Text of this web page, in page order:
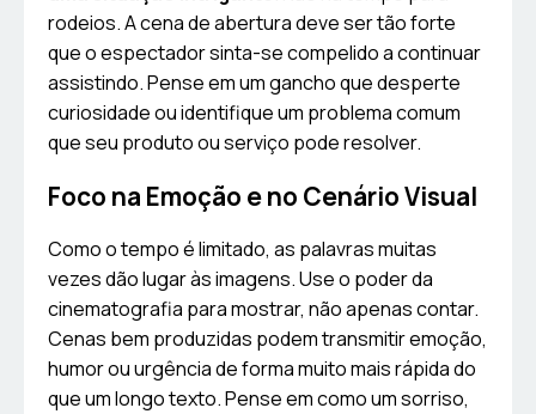
rodeios. A cena de abertura deve ser tão forte
que o espectador sinta-se compelido a continuar
assistindo. Pense em um gancho que desperte
curiosidade ou identifique um problema comum
que seu produto ou serviço pode resolver.
Foco na Emoção e no Cenário Visual
Como o tempo é limitado, as palavras muitas
vezes dão lugar às imagens. Use o poder da
cinematografia para mostrar, não apenas contar.
Cenas bem produzidas podem transmitir emoção,
humor ou urgência de forma muito mais rápida do
que um longo texto. Pense em como um sorriso,